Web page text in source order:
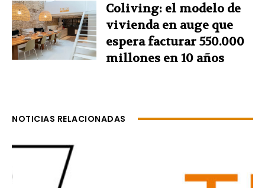
Coliving: el modelo de
vivienda en auge que
espera facturar 550.000
millones en 10 años
NOTICIAS RELACIONADAS